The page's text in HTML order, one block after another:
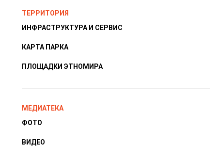
ТЕРРИТОРИЯ
ИНФРАСТРУКТУРА И СЕРВИС
КАРТА ПАРКА
ПЛОЩАДКИ ЭТНОМИРА
МЕДИАТЕКА
ФОТО
ВИДЕО